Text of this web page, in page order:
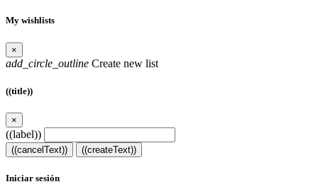
My wishlists
×
add_circle_outline Create new list
((title))
×
((label))
((cancelText)) ((createText))
Iniciar sesión